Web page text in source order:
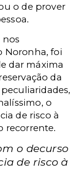
o de prover
nos
Noronha, foi
dar máxima
da
o
de risco à
recorrente.
o decurso
de risco à